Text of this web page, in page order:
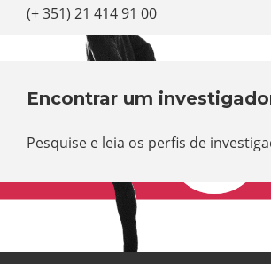
(+ 351) 21 414 91 00
Encontrar um
Pesquise e leia os perfis de